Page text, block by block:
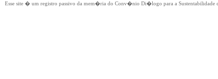
Esse site � um registro passivo da mem�ria do Conv�nio Di�logo para a Sustentabilidade